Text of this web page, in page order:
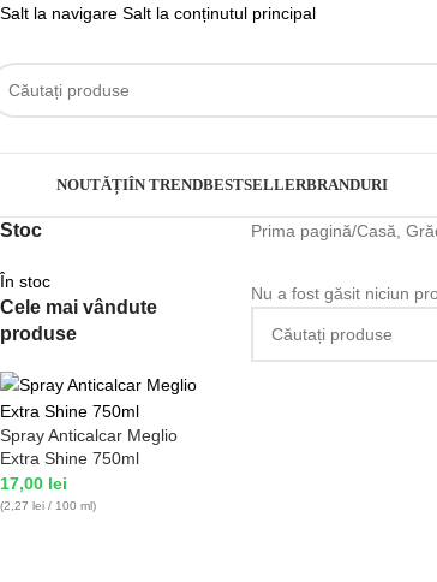
Salt la navigare Salt la conținutul principal
NOUTĂȚIÎN TRENDBESTSELLERBRANDURI
Stoc
În stoc
Cele mai vândute
produse
Spray Anticalcar Meglio
Extra Shine 750ml
17,00 lei
(2,27 lei / 100 ml)
Prima pagină/Casă,
Nu a fost găsit niciun